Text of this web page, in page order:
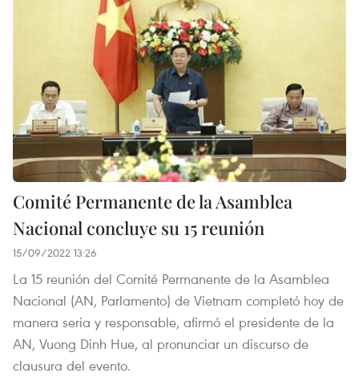
Comité Permanente de la Asamblea
Nacional concluye su 15 reunión
15/09/2022 13:26
La 15 reunión del Comité Permanente de la Asamblea
Nacional (AN, Parlamento) de Vietnam completó hoy de
manera seria y responsable, afirmó el presidente de la
AN, Vuong Dinh Hue, al pronunciar un discurso de
clausura del evento.